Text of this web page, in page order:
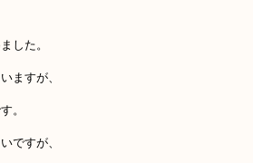
した。
ますが、
。
ですが、